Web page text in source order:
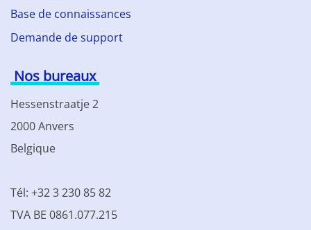
Base de connaissances
Demande de support
Nos bureaux
Hessenstraatje 2
2000 Anvers
Belgique
Tél: +32 3 230 85 82
TVA BE 0861.077.215